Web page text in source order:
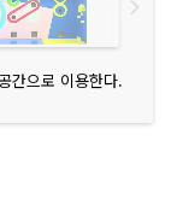
간으로 이용한다.